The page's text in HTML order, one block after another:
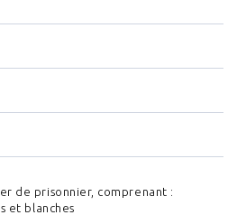
de prisonnier, comprenant :
et blanches